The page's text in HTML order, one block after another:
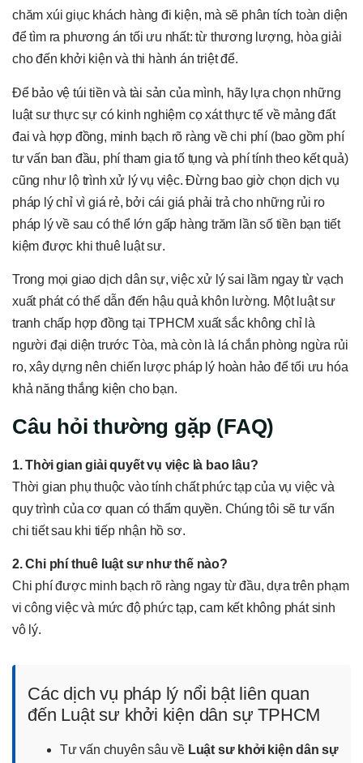
chăm xúi giục khách hàng đi kiện, mà sẽ phân tích toàn diện
để tìm ra phương án tối ưu nhất: từ thương lượng, hòa giải
cho đến khởi kiện và thi hành án triệt để.
Để bảo vệ túi tiền và tài sản của mình, hãy lựa chọn những
luật sư thực sự có kinh nghiệm cọ xát thực tế về mảng đất
đai và hợp đồng, minh bạch rõ ràng về chi phí (bao gồm phí
tư vấn ban đầu, phí tham gia tố tụng và phí tính theo kết quả)
cũng như lộ trình xử lý vụ việc. Đừng bao giờ chọn dịch vụ
pháp lý chỉ vì giá rẻ, bởi cái giá phải trả cho những rủi ro
pháp lý về sau có thể lớn gấp hàng trăm lần số tiền bạn tiết
kiệm được khi thuê luật sư.
Trong mọi giao dịch dân sự, việc xử lý sai lầm ngay từ vạch
xuất phát có thể dẫn đến hậu quả khôn lường. Một luật sư
tranh chấp hợp đồng tại TPHCM xuất sắc không chỉ là
người đại diện trước Tòa, mà còn là lá chắn phòng ngừa rủi
ro, xây dựng nên chiến lược pháp lý hoàn hảo để tối ưu hóa
khả năng thắng kiện cho bạn.
Câu hỏi thường gặp (FAQ)
1. Thời gian giải quyết vụ việc là bao lâu?
Thời gian phụ thuộc vào tính chất phức tạp của vụ việc và
quy trình của cơ quan có thẩm quyền. Chúng tôi sẽ tư vấn
chi tiết sau khi tiếp nhận hồ sơ.
2. Chi phí thuê luật sư như thế nào?
Chi phí được minh bạch rõ ràng ngay từ đầu, dựa trên phạm
vi công việc và mức độ phức tạp, cam kết không phát sinh
vô lý.
Các dịch vụ pháp lý nổi bật liên quan
đến Luật sư khởi kiện dân sự TPHCM
Tư vấn chuyên sâu về Luật sư khởi kiện dân sự